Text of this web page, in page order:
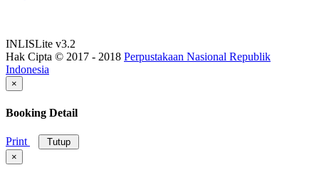
INLISLite v3.2
Hak Cipta © 2017 - 2018 Perpustakaan Nasional Republik
Indonesia
×
Booking Detail
Print
Tutup
×